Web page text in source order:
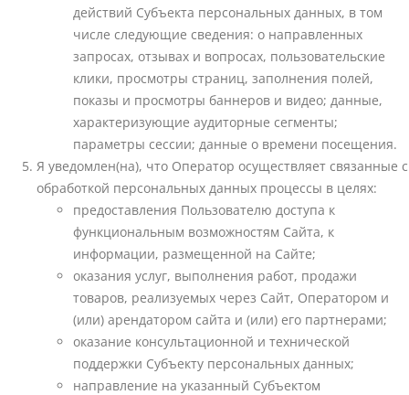
действий Субъекта персональных данных, в том
числе следующие сведения: о направленных
запросах, отзывах и вопросах, пользовательские
клики, просмотры страниц, заполнения полей,
показы и просмотры баннеров и видео; данные,
характеризующие аудиторные сегменты;
параметры сессии; данные о времени посещения.
Я уведомлен(на), что Оператор осуществляет связанные с
обработкой персональных данных процессы в целях:
предоставления Пользователю доступа к
функциональным возможностям Сайта, к
информации, размещенной на Сайте;
оказания услуг, выполнения работ, продажи
товаров, реализуемых через Сайт, Оператором и
(или) арендатором сайта и (или) его партнерами;
оказание консультационной и технической
поддержки Субъекту персональных данных;
направление на указанный Субъектом